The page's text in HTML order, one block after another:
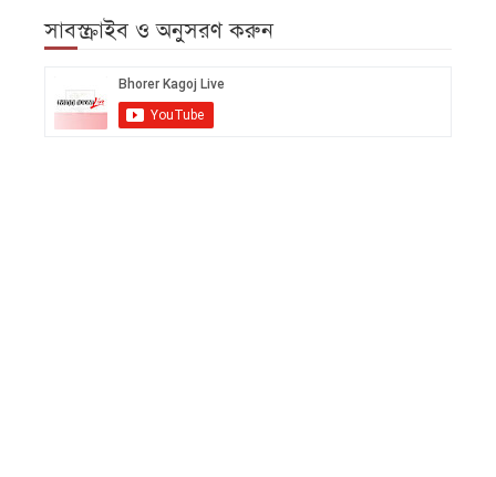
সাবস্ক্রাইব ও অনুসরণ করুন